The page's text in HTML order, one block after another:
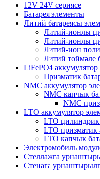
12V 24V сериясе
Батарея элементы
Литий батареясы
Литий-ионлы
Литий-ионлы
Литий-ион
Литий төймәле
LiFePO4
Призматик
NMC аккумулятор
NMC капчык
NMC
LTO аккумулятор
LTO цилиндрик
LTO призматик
LTO капчык
Электромобиль
Стеллажга
Стенага